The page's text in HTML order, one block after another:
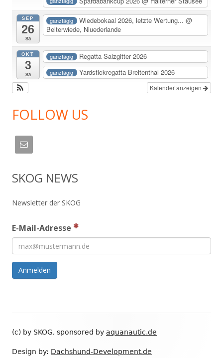
SEP
26
Sa
ganztägig Wiedebokaal 2026, letzte Wertung...@
Belterwiede, Niuederlande
OKT
3
Sa
ganztägig Regatta Salzgitter 2026
ganztägig Yardstickregatta Breitenthal 2026
Kalender anzeigen
FOLLOW US
SKOG NEWS
Newsletter der SKOG
E-Mail-Adresse
Anmelden
Inhalt
(c) by SKOG, sponsored by aquanautic.de
Design by: Dachshund-Development.de